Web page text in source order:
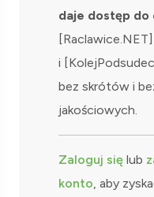
daje dostęp do
[Raclawice.NET]
i
bez skrótów i
jakościowych.
Zaloguj się lub
konto, aby